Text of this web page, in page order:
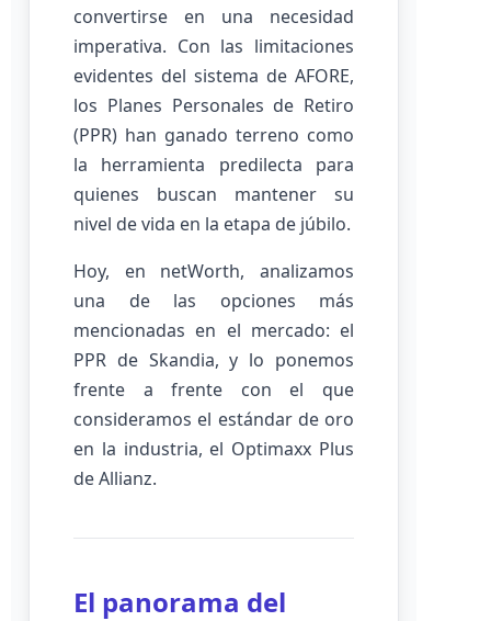
convertirse en una necesidad
imperativa. Con las limitaciones
evidentes del sistema de AFORE,
los Planes Personales de Retiro
(PPR) han ganado terreno como
la herramienta predilecta para
quienes buscan mantener su
nivel de vida en la etapa de júbilo.
Hoy, en netWorth, analizamos
una de las opciones más
mencionadas en el mercado: el
PPR de Skandia, y lo ponemos
frente a frente con el que
consideramos el estándar de oro
en la industria, el Optimaxx Plus
de Allianz.
El panorama del